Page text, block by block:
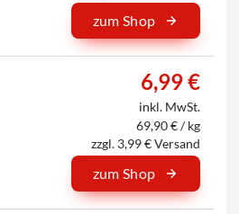
zum Shop
6,99 €
inkl. MwSt.
69,90 € / kg
zzgl. 3,99 € Versand
zum Shop